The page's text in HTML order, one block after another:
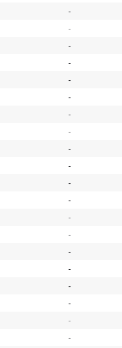
-
-
-
-
-
-
-
-
-
-
-
-
-
-
-
-
-
-
-
-